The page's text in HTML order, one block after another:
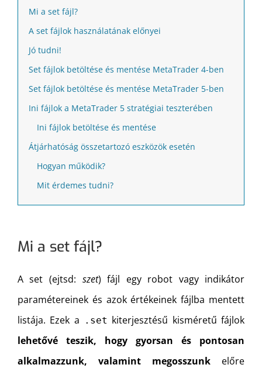
Mi a set fájl?
A set fájlok használatának előnyei
Jó tudni!
Set fájlok betöltése és mentése MetaTrader 4-ben
Set fájlok betöltése és mentése MetaTrader 5-ben
Ini fájlok a MetaTrader 5 stratégiai teszterében
Ini fájlok betöltése és mentése
Átjárhatóság összetartozó eszközök esetén
Hogyan működik?
Mit érdemes tudni?
Mi a set fájl?
A set (ejtsd: szet) fájl egy robot vagy indikátor
paramétereinek és azok értékeinek fájlba mentett
listája. Ezek a
.set kiterjesztésű kisméretű fájlok
lehetővé teszik, hogy gyorsan és pontosan
alkalmazzunk, valamint megosszunk előre